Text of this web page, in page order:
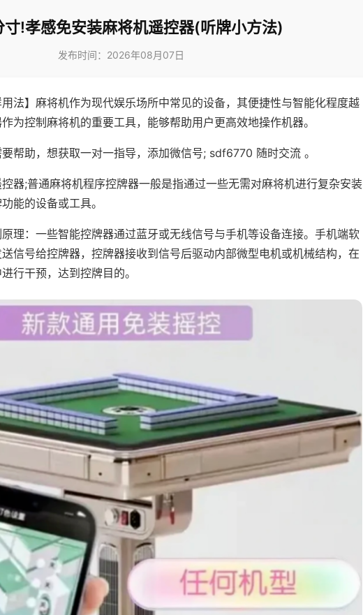
寸!孝感免安装麻将机遥控器(听牌小方法)
发布时间：2026年08月07日
用法】麻将机作为现代娱乐场所中常见的设备，其便捷性与智能化程度越
为控制麻将机的重要工具，能够帮助用户更高效地操作机器。
帮助，想获取一对一指导，添加微信号; sdf6770 随时交流 。
器;普通麻将机程序控牌器一般是指通过一些无需对麻将机进行复杂安装
能的设备或工具。
理：一些智能控牌器通过蓝牙或无线信号与手机等设备连接。手机端软
信号给控牌器，控牌器接收到信号后驱动内部微型电机或机械结构，在
行干预，达到控牌目的。